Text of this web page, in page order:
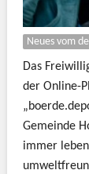
Neues vom
Das
der Online-
Gemeinde
immer